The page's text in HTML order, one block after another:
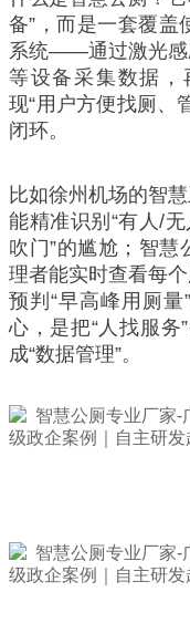
备”，而是一套覆盖
系统——通过激光感
等设备采集数据，
现“用户方便找厕、
闭环。
比如徐州机场的智
能精准识别“有人/
吹门”的尴尬；智
理者能实时查看每
预判“早高峰用厕
心，是把“人找服务
成“数据管理”。